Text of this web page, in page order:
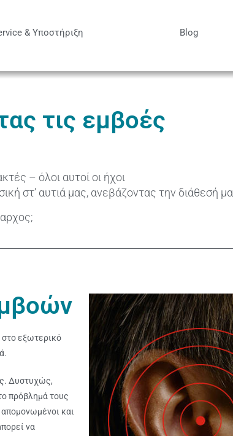
& Υποστήριξη Blog
τις εμβοές
– όλοι αυτοί οι ήχοι
στ’ αυτιά μας, ανεβάζοντας την διάθεσή
στο εξωτερικό
Δυστυχώς,
πρόβλημά τους
και
να